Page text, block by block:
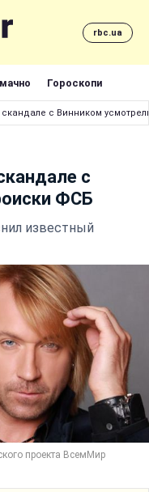
rbc.ua
Гороскопи
с Винником
с
ФСБ
известный
проекта ВсемМир